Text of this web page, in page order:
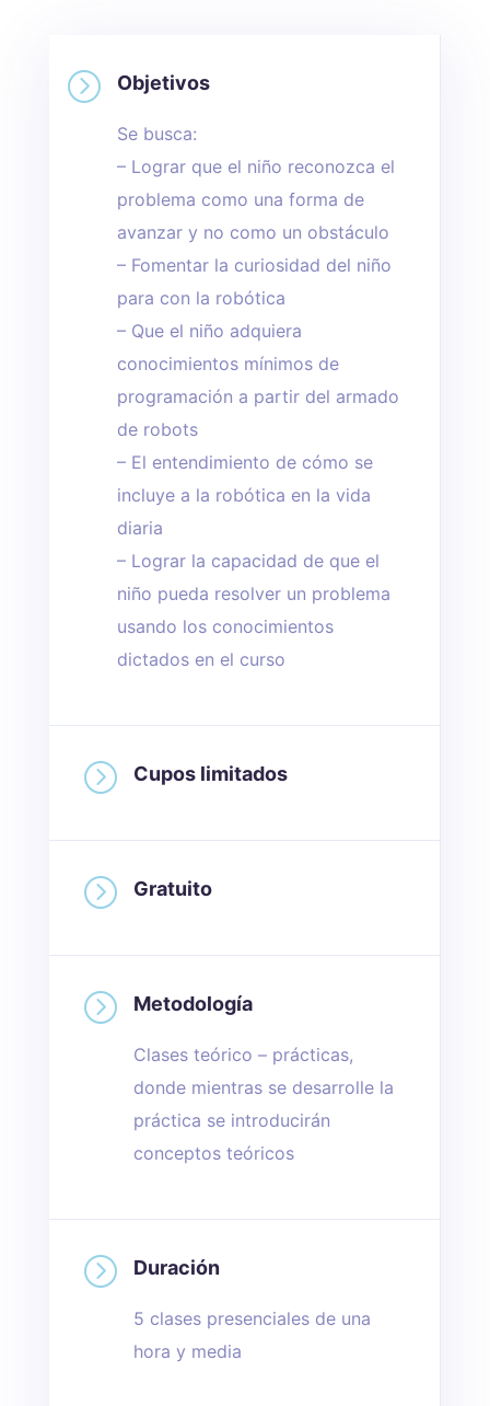
= Objetivos
Se busca:
– Lograr que el niño reconozca el
problema como una forma de
avanzar y no como un obstáculo
– Fomentar la curiosidad del niño
para con la robótica
– Que el niño adquiera
conocimientos mínimos de
programación a partir del armado
de robots
– El entendimiento de cómo se
incluye a la robótica en la vida
diaria
– Lograr la capacidad de que el
niño pueda resolver un problema
usando los conocimientos
dictados en el curso
= Cupos limitados
= Gratuito
= Metodología
Clases teórico – prácticas,
donde mientras se desarrolle la
práctica se introducirán
conceptos teóricos
= Duración
5 clases presenciales de una
hora y media